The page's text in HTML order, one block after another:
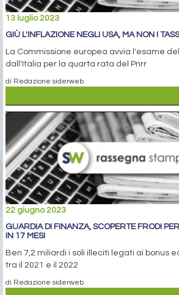
13 luglio 2023
GIÙ L'INFLAZIONE NEGLI USA, MA NON I
La Commissione europea avvia l'esame
dall'Italia per la quarta rata del Pnrr
di Redazione siderweb
22 giugno 2023
GUARDIA DI FINANZA, SCOPERTE FRODI
IN 17 MESI
Ben 7,2 miliardi i soli illeciti legati ai bonus
tra il 2021 e il 2022
di Redazione siderweb